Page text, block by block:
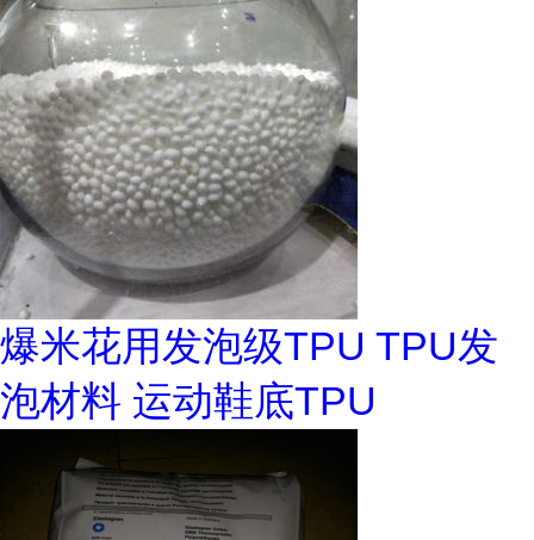
爆米花用发泡级TPU TPU发
泡材料 运动鞋底TPU